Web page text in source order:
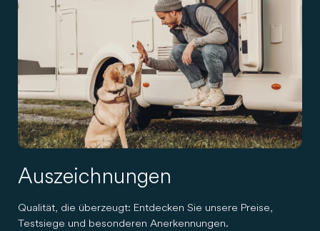
Auszeichnungen
Qualität, die überzeugt: Entdecken Sie unsere Preise,
Testsiege und besonderen Anerkennungen.